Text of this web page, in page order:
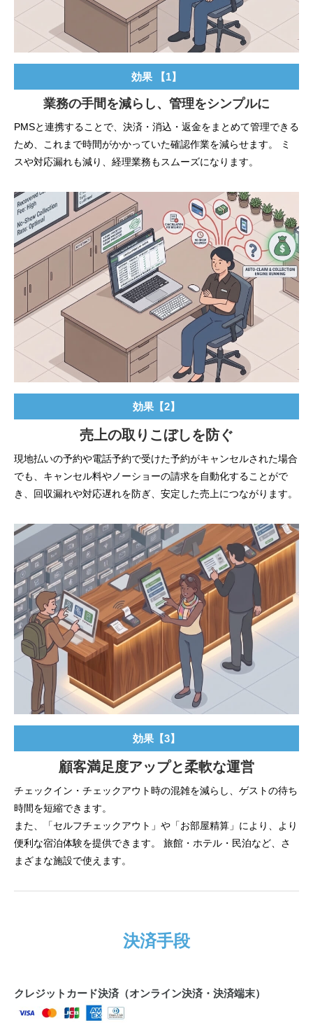
効果 【1】
業務の手間を減らし、管理をシンプルに
PMSと連携することで、決済・消込・返金をまとめて管理できる
ため、これまで時間がかかっていた確認作業を減らせます。 ミ
スや対応漏れも減り、経理業務もスムーズになります。
効果【2】
売上の取りこぼしを防ぐ
現地払いの予約や電話予約で受けた予約がキャンセルされた場合
でも、キャンセル料やノーショーの請求を自動化することがで
き、回収漏れや対応遅れを防ぎ、安定した売上につながります。
効果【3】
顧客満足度アップと柔軟な運営
チェックイン・チェックアウト時の混雑を減らし、ゲストの待ち
時間を短縮できます。
また、「セルフチェックアウト」や「お部屋精算」により、より
便利な宿泊体験を提供できます。 旅館・ホテル・民泊など、さ
まざまな施設で使えます。
決済手段
クレジットカード決済（オンライン決済・決済端末）